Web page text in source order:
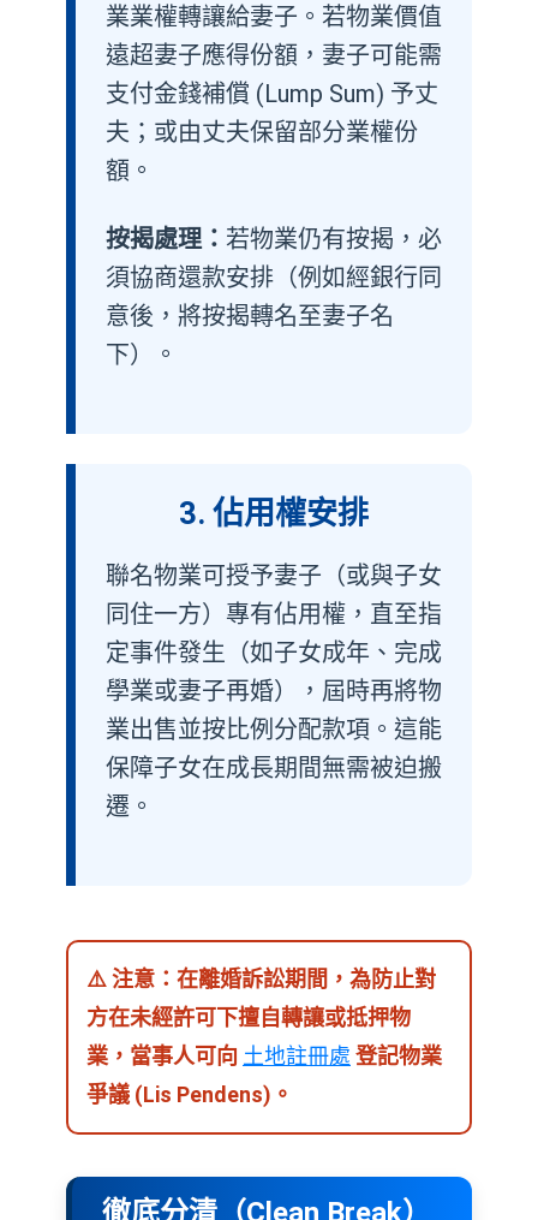
業業權轉讓給妻子。若物業價值
遠超妻子應得份額，妻子可能需
支付金錢補償 (Lump Sum) 予丈
夫；或由丈夫保留部分業權份
額。
按揭處理： 若物業仍有按揭，必
須協商還款安排（例如經銀行同
意後，將按揭轉名至妻子名
下）。
3. 佔用權安排
聯名物業可授予妻子（或與子女
同住一方）專有佔用權，直至指
定事件發生（如子女成年、完成
學業或妻子再婚），屆時再將物
業出售並按比例分配款項。這能
保障子女在成長期間無需被迫搬
遷。
⚠️ 注意：在離婚訴訟期間，為防止對
方在未經許可下擅自轉讓或抵押物
業，當事人可向 土地註冊處 登記物業
爭議 (Lis Pendens)。
徹底分清（Clean Break）